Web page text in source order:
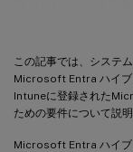
この記事では、システ
Microsoft Entra ハイブ
Intuneに登録された
ための要件について説明
Microsoft Entra ハイブ